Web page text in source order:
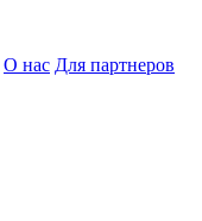
О нас Для партнеров